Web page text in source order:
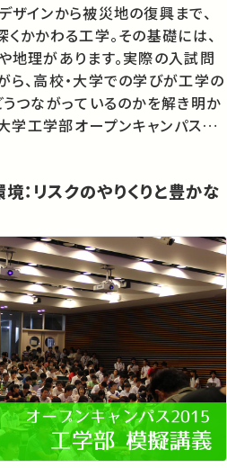
ザインから被災地の復興まで、
かかわる工学。その基礎には、
地理があります。実際の入試問
ら、高校・大学での学びが工学の
うつながっているのかを解き明か
：リスクのやりくりと豊かな